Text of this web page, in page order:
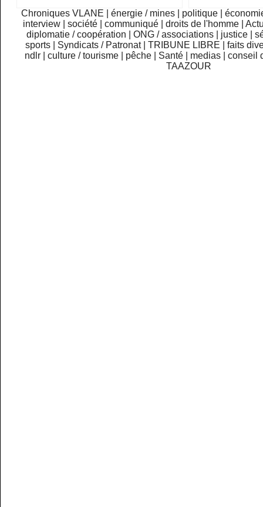
Chroniques VLANE énergie / mines politique
interview
|société |communiqué |droits de l'homme |
diplomatie / coopération
ONG / associations justice
sports
Syndicats / Patronat TRIBUNE LIBRE
faits
ndlr
|culture / tourisme pêche Santé medias |conseil
TAAZOUR